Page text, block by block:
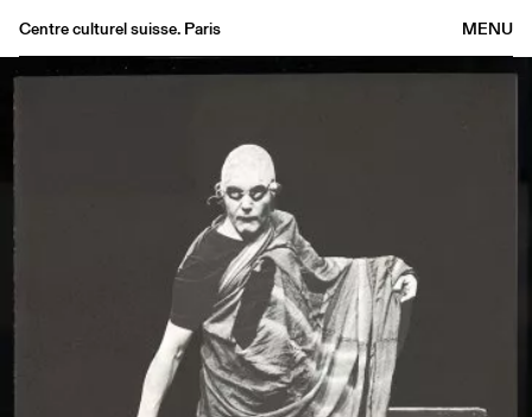
MENU
Centre culturel suisse. Paris
Agenda